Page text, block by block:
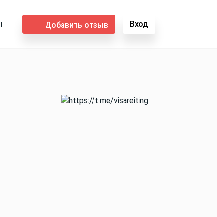
Добавить отзыв Вход